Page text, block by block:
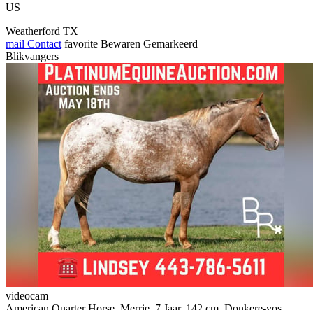
US
Weatherford TX
mail Contact favorite Bewaren Gemarkeerd
Blikvangers
videocam